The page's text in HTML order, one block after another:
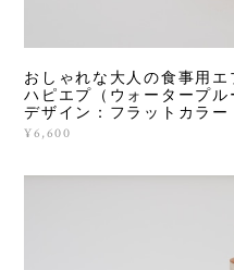
おしゃれな大人の食事用
ハピエプ（ウォータープ
デザイン：フラットカラ
¥6,600